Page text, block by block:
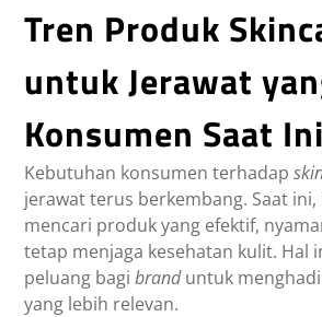
Tren Produk
untuk Jerawat
Konsumen Saat Ini
Kebutuhan konsumen terhadap
jerawat terus berkembang. Saat
mencari produk yang efektif,
tetap menjaga kesehatan kulit. Hal
peluang bagibranduntuk
yang lebih relevan.